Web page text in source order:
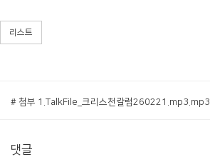
리스트
# 첨부 1.TalkFile_크리스천칼럼260221.mp3.mp3
댓글